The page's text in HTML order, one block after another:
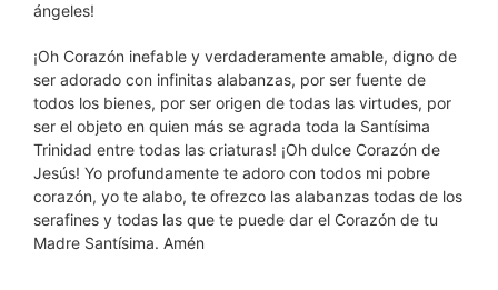
ángeles!
¡Oh Corazón inefable y verdaderamente amable, digno de
ser adorado con infinitas alabanzas, por ser fuente de
todos los bienes, por ser origen de todas las virtudes, por
ser el objeto en quien más se agrada toda la Santísima
Trinidad entre todas las criaturas! ¡Oh dulce Corazón de
Jesús! Yo profundamente te adoro con todos mi pobre
corazón, yo te alabo, te ofrezco las alabanzas todas de los
serafines y todas las que te puede dar el Corazón de tu
Madre Santísima. Amén